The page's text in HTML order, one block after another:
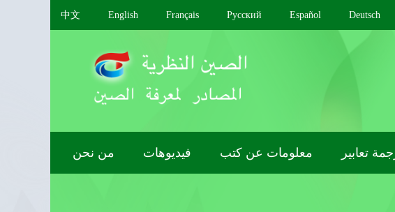
中文 English Français Pусский Español Deutsch
من نحن فيديوهات معلومات عن كتب تعابير